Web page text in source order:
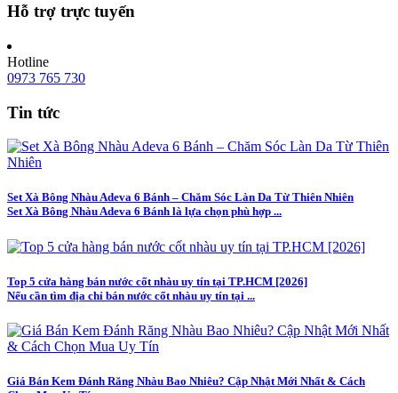
Hỗ trợ trực tuyến
Hotline
0973 765 730
Tin tức
Set Xà Bông Nhàu Adeva 6 Bánh – Chăm Sóc Làn Da Từ Thiên Nhiên
Set Xà Bông Nhàu Adeva 6 Bánh là lựa chọn phù hợp ...
Top 5 cửa hàng bán nước cốt nhàu uy tín tại TP.HCM [2026]
Nếu cần tìm địa chỉ bán nước cốt nhàu uy tín tại ...
Giá Bán Kem Đánh Răng Nhàu Bao Nhiêu? Cập Nhật Mới Nhất & Cách